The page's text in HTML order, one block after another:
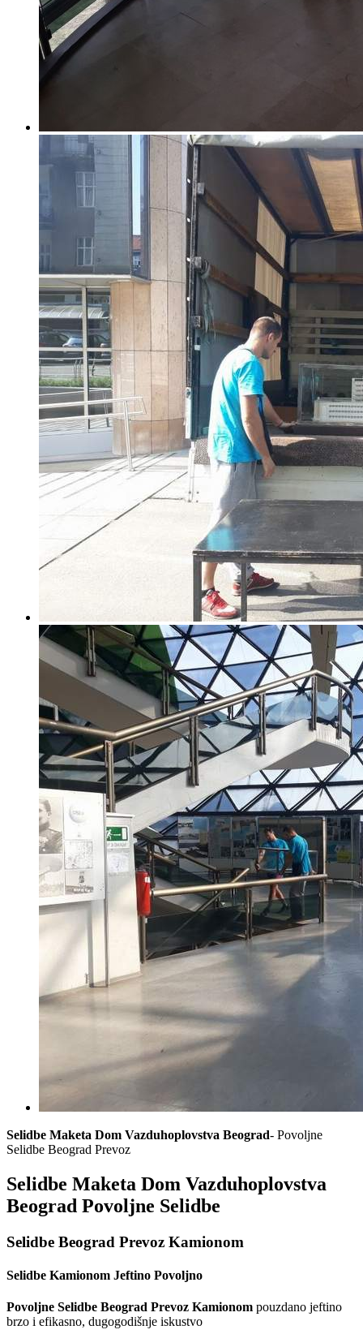
Selidbe Maketa Dom Vazduhoplovstva Beograd- Povoljne
Selidbe Beograd Prevoz
Selidbe Maketa Dom Vazduhoplovstva
Beograd Povoljne Selidbe
Selidbe Beograd Prevoz Kamionom
Selidbe Kamionom Jeftino Povoljno
Povoljne Selidbe Beograd Prevoz Kamionom pouzdano jeftino
brzo i efikasno, dugogodišnje iskustvo